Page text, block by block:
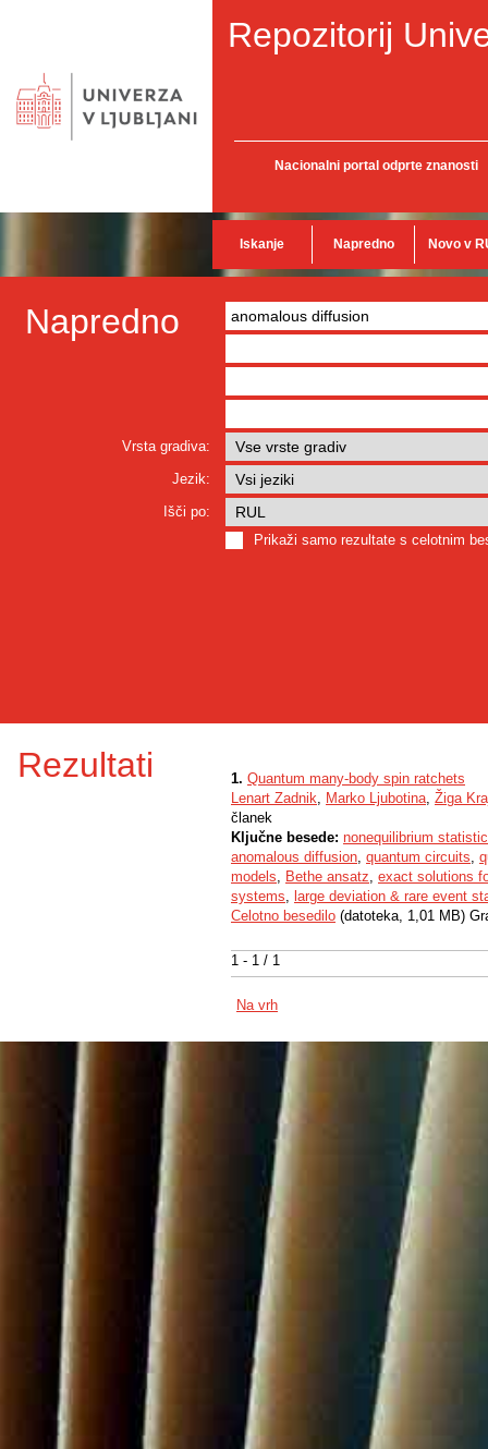
Repozitorij
Nacionalni portal odprte znanosti
Iskanje Napredno Novo v
Napredno
Vrsta gradiva:
Jezik:
Išči po:
Prikaži samo rezultate s celotnim
Rezultati
1 - 1 / 1
1. Quantum many-body spin ratchets
Lenart Zadnik, Marko Ljubotina, Žiga
članek
Ključne besede: nonequilibrium
anomalous diffusion, quantum circuits,
models, Bethe ansatz, exact solutions
systems, large deviation & rare event
Celotno besedilo (datoteka, 1,01 MB)
Na vrh